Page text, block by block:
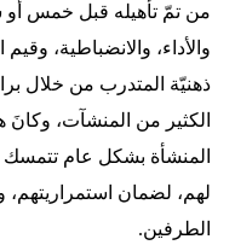
من تمّ تأهيله قبل خمس أو
والأداء، والانضباطية،
ذهنيّة المتدرب من خلال
الكثير من المنشآت، وكانَ
المنشأة بشكل عام تتمسك
لهم، لضمان استمراريتهم،
الطرفين.